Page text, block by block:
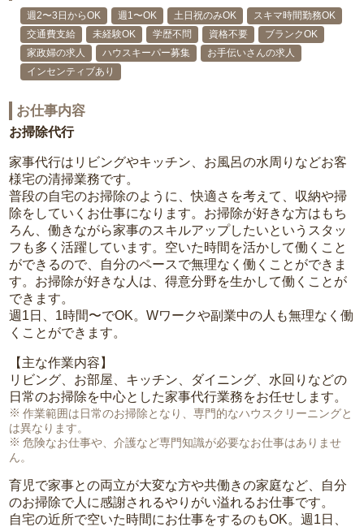
週2〜3日からOK 週1〜OK 土日祝のみOK
スキマ時間勤務OK
交通費支給
未経験OK 学歴不問 資格不要
ブランクOK
家政婦の求人
ハウスキーパー募集
お手伝いさんの求人
インセンティブあり
お仕事内容
お掃除代行
家事代行はリビングやキッチン、お風呂の水周りなどお客
様宅の清掃業務です。
普段の自宅のお掃除のように、快適さを考えて、収納や掃
除をしていくお仕事になります。お掃除が好きな方はもち
ろん、働きながら家事のスキルアップしたいというスタッ
フも多く活躍しています。空いた時間を活かして働くこと
ができるので、自分のペースで無理なく働くことができま
す。お掃除が好きな人は、得意分野を生かして働くことが
できます。
週1日、1時間〜でOK。Wワークや副業中の人も無理なく働
くことができます。
【主な作業内容】
リビング、お部屋、キッチン、ダイニング、水回りなどの
日常のお掃除を中心とした家事代行業務をお任せします。
作業範囲は日常のお掃除となり、専門的なハウスクリーニングと
は異なります。
危険なお仕事や、介護など専門知識が必要なお仕事はありませ
ん。
育児で家事との両立が大変な方や共働きの家庭など、自分
のお掃除で人に感謝されるやりがい溢れるお仕事です。
自宅の近所で空いた時間にお仕事をするのもOK。週1日、